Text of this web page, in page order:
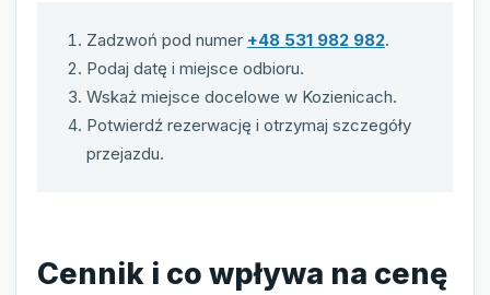
Zadzwoń pod numer +48 531 982 982.
Podaj datę i miejsce odbioru.
Wskaż miejsce docelowe w Kozienicach.
Potwierdź rezerwację i otrzymaj szczegóły
przejazdu.
Cennik i co wpływa na cenę